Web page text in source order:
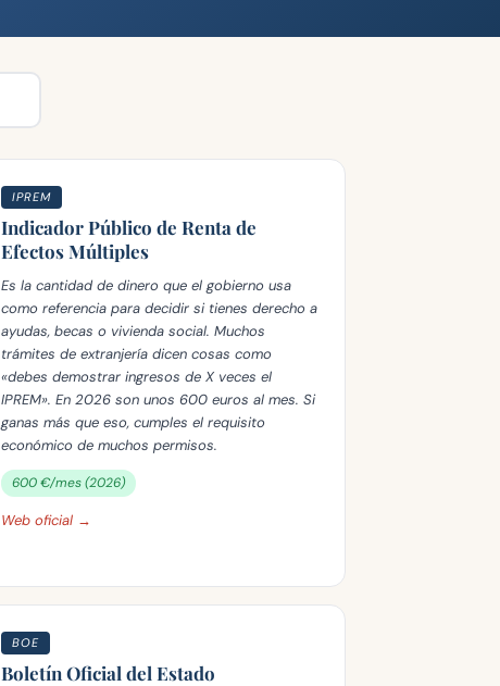
IPREM
Indicador Público de Renta de
Efectos Múltiples
Es la cantidad de dinero que el gobierno usa
como referencia para decidir si tienes derecho a
ayudas, becas o vivienda social. Muchos
trámites de extranjería dicen cosas como
«debes demostrar ingresos de X veces el
IPREM». En 2026 son unos 600 euros al mes. Si
ganas más que eso, cumples el requisito
económico de muchos permisos.
600 €/mes (2026)
Web oficial →
BOE
Boletín Oficial del Estado